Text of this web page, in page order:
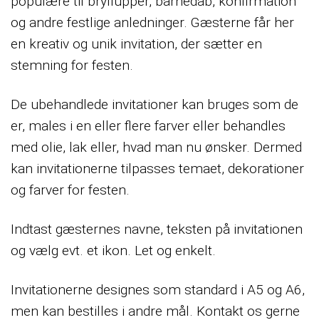
og andre festlige anledninger. Gæsterne får her
en kreativ og unik invitation, der sætter en
stemning for festen.
De ubehandlede invitationer kan bruges som de
er, males i en eller flere farver eller behandles
med olie, lak eller, hvad man nu ønsker. Dermed
kan invitationerne tilpasses temaet, dekorationer
og farver for festen.
Indtast gæsternes navne, teksten på invitationen
og vælg evt. et ikon. Let og enkelt.
Invitationerne designes som standard i A5 og A6,
men kan bestilles i andre mål. Kontakt os gerne